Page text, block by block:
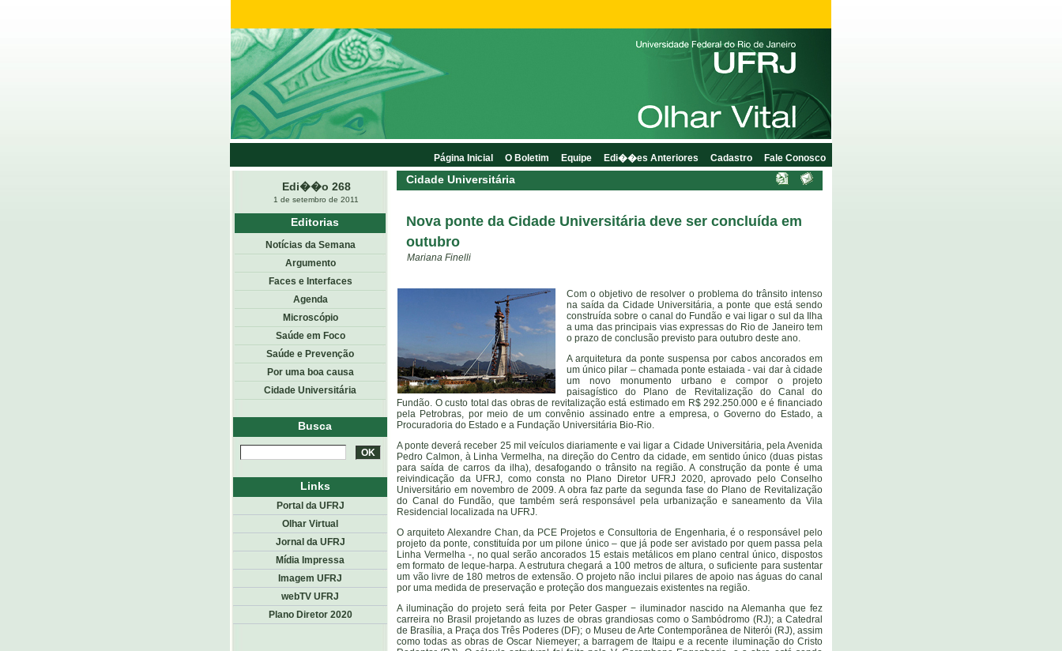
Edi��o 268
1 de setembro de 2011
Cidade Universitária
Nova ponte da Cidade Universitária deve ser concluída em
outubro
Mariana Finelli
Com o objetivo de resolver o problema do trânsito intenso
na saída da Cidade Universitária, a ponte que está sendo
construída sobre o canal do Fundão e vai ligar o sul da Ilha
a uma das principais vias expressas do Rio de Janeiro tem
o prazo de conclusão previsto para outubro deste ano.
A arquitetura da ponte suspensa por cabos ancorados em
um único pilar – chamada ponte estaiada - vai dar à cidade
um novo monumento urbano e compor o projeto
paisagístico do Plano de Revitalização do Canal do
Fundão. O custo total das obras de revitalização está estimado em R$ 292.250.000 e é financiado
pela Petrobras, por meio de um convênio assinado entre a empresa, o Governo do Estado, a
Procuradoria do Estado e a Fundação Universitária Bio-Rio.
A ponte deverá receber 25 mil veículos diariamente e vai ligar a Cidade Universitária, pela Avenida
Pedro Calmon, à Linha Vermelha, na direção do Centro da cidade, em sentido único (duas pistas
para saída de carros da ilha), desafogando o trânsito na região. A construção da ponte é uma
reivindicação da UFRJ, como consta no Plano Diretor UFRJ 2020, aprovado pelo Conselho
Universitário em novembro de 2009. A obra faz parte da segunda fase do Plano de Revitalização
do Canal do Fundão, que também será responsável pela urbanização e saneamento da Vila
Residencial localizada na UFRJ.
O arquiteto Alexandre Chan, da PCE Projetos e Consultoria de Engenharia, é o responsável pelo
projeto da ponte, constituída por um pilone único – que já pode ser avistado por quem passa pela
Linha Vermelha -, no qual serão ancorados 15 estais metálicos em plano central único, dispostos
em formato de leque-harpa. A estrutura chegará a 100 metros de altura, o suficiente para sustentar
um vão livre de 180 metros de extensão. O projeto não inclui pilares de apoio nas águas do canal
por uma medida de preservação e proteção dos manguezais existentes na região.
A iluminação do projeto será feita por Peter Gasper − iluminador nascido na Alemanha que fez
carreira no Brasil projetando as luzes de obras grandiosas como o Sambódromo (RJ); a Catedral
de Brasília, a Praça dos Três Poderes (DF); o Museu de Arte Contemporânea de Niterói (RJ), assim
como todas as obras de Oscar Niemeyer; a barragem de Itaipu e a recente iluminação do Cristo
Editorias
Notícias da Semana
Argumento
Faces e Interfaces
Agenda
Microscópio
Saúde em Foco
Saúde e Prevenção
Por uma boa causa
Cidade Universitária
Busca
Página Inicial O Boletim Equipe Edi��es Anteriores Cadastro Fale Conosco
Links
Portal da UFRJ
Olhar Virtual
Jornal da UFRJ
Mídia Impressa
Imagem UFRJ
webTV UFRJ
Plano Diretor 2020